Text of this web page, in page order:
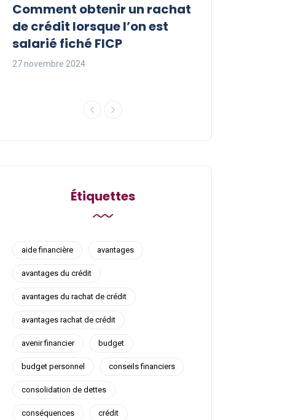
Comment obtenir un rachat
de crédit lorsque l’on est
salarié fiché FICP
27 novembre 2024
Étiquettes
aide financière avantages
avantages du crédit
avantages du rachat de crédit
avantages rachat de crédit
avenir financier budget
budget personnel conseils financiers
consolidation de dettes
conséquences crédit